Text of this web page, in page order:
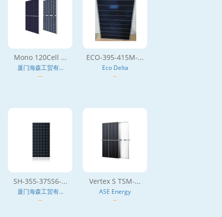
Mono 120Cell ...
厦门海森工贸有...
--
ECO-395-415M-...
Eco Delta
--
SH-355-375S6-...
厦门海森工贸有...
--
Vertex S TSM-...
ASE Energy
--